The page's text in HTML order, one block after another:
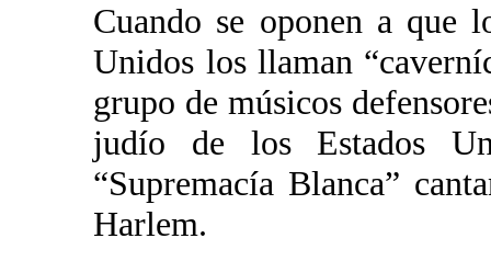
Cuando se oponen a que
Unidos los llaman
grupo de músicos
judío de los Estados
“Supremacía Blanca”
Harlem.